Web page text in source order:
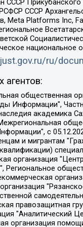
СССР
СССР
Meta Platforms Inc,
ru/
агентов:
общественной самодеятельности – женское общественное объединение "Женщины Евразии", Челябинский региональный орган общественной самодеятельности "Уральская правозащитная группа", Фонд содействия защите здоровья и социальной справедливости имени Андрея Рылькова, Автономная Некоммерческая Организация "Аналитический Центр Юрия Левады", Автономная некоммерческая организация социальной поддержки населения "Проект Апрель", Региональная общественная организация помощи женщинам и детям, находящимся в кризисной ситуации "Информационно-методический центр "Анна", Фонд содействия развитию массовых коммуникаций и правовому просвещению "Так-так-Так", Фонд содействия устойчивому развитию "Серебряная тайга", Свердловский региональный общественный фонд социальных проектов "Новое время", "Idel.Реалии", Кавказ.Реалии, Крым.Реалии, Телеканал Настоящее Время, Татаро-башкирская служба Радио Свобода (Azatliq Radiosi), Радио Свободная Европа/Радио Свобода (PCE/PC), "Сибирь.Реалии", "Фактограф", Благотворительный фонд помощи осужденным и их семьям, Автономная некоммерческая организация "Институт глобализации и социальных движений", Фонд "В защиту прав заключенных", Частное учреждение "Центр поддержки и содействия развитию средств массовой информации",